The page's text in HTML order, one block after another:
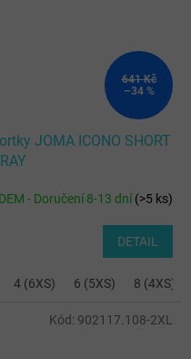
641 Kč
–34 %
JOMA ICONO SHORT
- Doručení 8-13 dní(>5 ks)
DETAIL
4 (6XS) 6 (5XS) 8 (4XS)
Kód: 902117.108-2XL